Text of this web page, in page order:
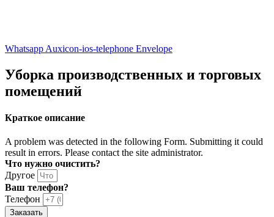
Whatsapp Auxicon-ios-telephone Envelope
Уборка производственных и торговых
помещений
Краткое описание
A problem was detected in the following Form. Submitting it could
result in errors. Please contact the site administrator.
Что нужно очистить?
Другое
Ваш телефон?
Телефон
Заказать